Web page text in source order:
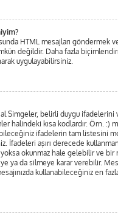
HTML mesajları göndermek
değildir. Daha fazla
uygulayabilirsiniz.
Simgeler, belirli duygu ifadelerini
halindeki kısa kodlardır. Örn. :)
ifadelerin tam listesini
İfadeleri aşırı derecede
okunmaz hale gelebilir ve bir
ya da silmeye karar verebilir.
kullanabileceğiniz en fazla